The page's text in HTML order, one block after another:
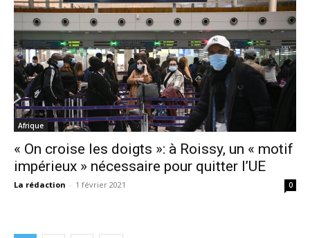
Afrique
« On croise les doigts »: à Roissy, un « motif
impérieux » nécessaire pour quitter l’UE
La rédaction - 1 février 2021 0